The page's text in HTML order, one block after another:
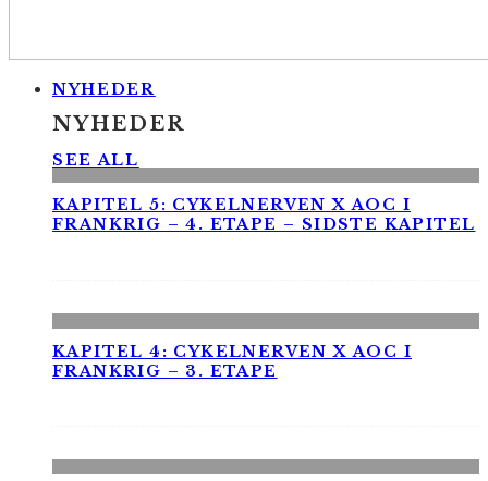
NYHEDER
NYHEDER
SEE ALL
KAPITEL 5: CYKELNERVEN X AOC I
FRANKRIG – 4. ETAPE – SIDSTE KAPITEL
KAPITEL 4: CYKELNERVEN X AOC I
FRANKRIG – 3. ETAPE